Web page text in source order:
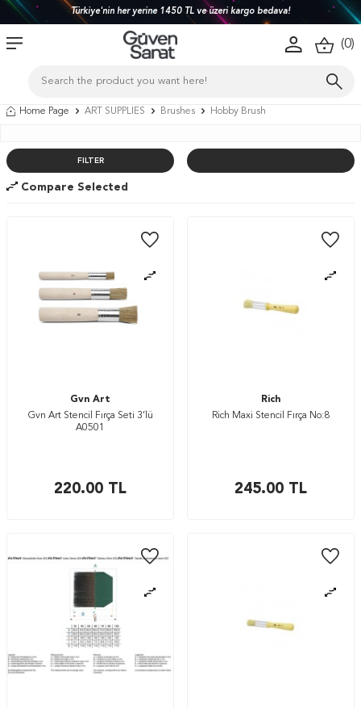
Türkiye'nin her yerine 1450 TL ve üzeri kargo bedava!
(0)
Home Page ART SUPPLIES Brushes Hobby Brush
FILTER
Compare Selected
Gvn Art
Gvn Art Stencil Fırça Seti 3’lü
A0501
220.00 TL
Rich
Rich Maxi Stencil Fırça No:8
245.00 TL